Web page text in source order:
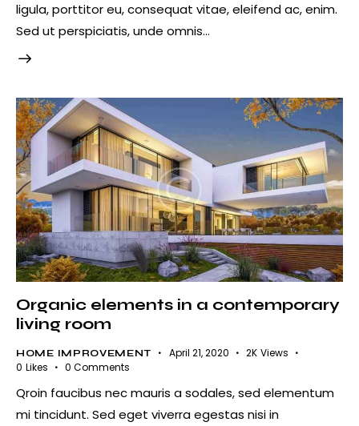
ligula, porttitor eu, consequat vitae, eleifend ac, enim.
Sed ut perspiciatis, unde omnis…
Organic elements in a contemporary
living room
HOME IMPROVEMENT April 21, 2020 2K Views
0 Likes 0 Comments
Qroin faucibus nec mauris a sodales, sed elementum
mi tincidunt. Sed eget viverra egestas nisi in